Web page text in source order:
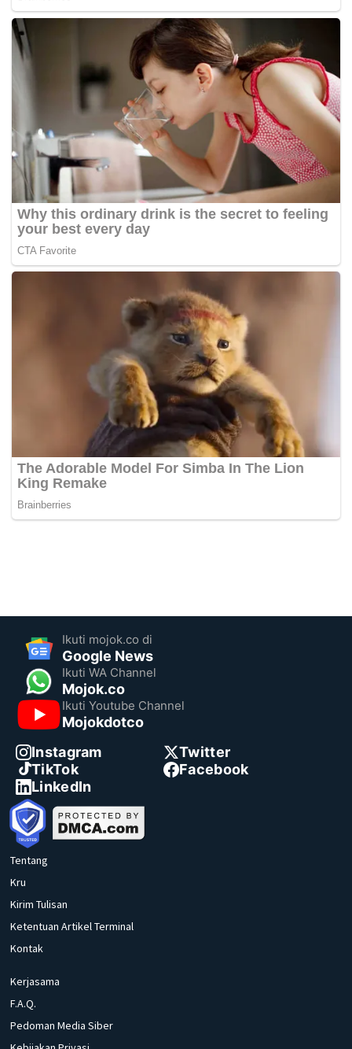
Ikuti mojok.co di
Google News
Ikuti WA Channel
Mojok.co
Ikuti Youtube Channel
Mojokdotco
Instagram
Twitter
TikTok
Facebook
LinkedIn
Tentang
Kru
Kirim Tulisan
Ketentuan Artikel Terminal
Kontak
Kerjasama
F.A.Q.
Pedoman Media Siber